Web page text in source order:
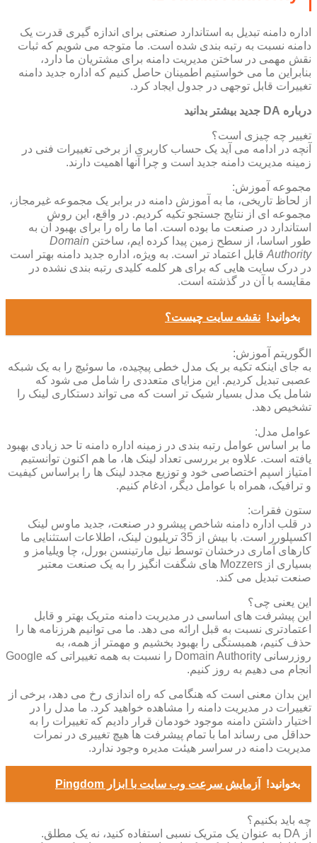
اداره دامنه تبدیل به استاندارد صنعتی برای اندازه گیری قدرت یک
دامنه نسبت به رتبه بندی شده است. ما متوجه می شویم که ثبات
نقش مهمی در ساختن مدیریت دامنه برای مشتریان ما دارد،
بنابراین ما می خواستیم اطمینان حاصل کنیم که اداره جدید دامنه
تغییرات قابل توجهی در جدول ایجاد کرد.
درباره DA جدید بیشتر بدانید
تغییر چه چیزی است؟
آنچه در ادامه می آید یک حساب کاربری از برخی تغییرات فنی در
زمینه مدیریت دامنه جدید است و چرا آنها اهمیت دارند.
مجموعه آموزش:
از لحاظ تاریخی، ما به آموزش دامنه در برابر یک مجموعه غیرمجاز،
مجموعه ای از نتایج جستجو تکیه کردیم. در واقع، این روش
استاندارد در صنعت ما بوده است. اما ما راه را برای بهبود آن به
طور اساسا، از سطح زمین پیدا کرده ایم، ساختن Domain
Authority قابل اعتماد تر است. به ویژه، اداره جدید دامنه بهتر است
در درک سایت هایی که برای هر کلمه کلیدی رتبه بندی نشده در
مقایسه با آن در گذشته است.
بخوانید! نقشه سایت چیست؟
الگوریتم آموزش:
به جای اینکه تکیه بر یک مدل خطی پیچیده، ما سوئیچ را به یک شبکه
عصبی تبدیل کردیم. این مزایای متعددی را شامل می شود که
شامل یک مدل بسیار شیک تر است که می تواند دستکاری لینک را
تشخیص دهد.
عوامل مدل:
ما بر اساس عوامل رتبه بندی در زمینه اداره دامنه تا حد زیادی بهبود
یافته است. علاوه بر بررسی تعداد لینک ها، ما هم اکنون توانستیم
امتیاز اسپم اختصاصی خود و توزیع مجدد لینک ها را براساس کیفیت
و ترافیک، همراه با عوامل دیگر، ادغام کنیم.
ستون فقرات:
در قلب اداره دامنه شاخص پیشرو در صنعت، جدید ماوس لینک
اکسپلورر است. با بیش از 35 تریلیون لینک، اطلاعات استثنایی ما
کارهای آماری درخشان توسط نیل مارتینسن بورل، چا ویلیامز و
بسیاری از Mozzers های شگفت انگیز را به یک صنعت معتبر
صنعت تبدیل می کند.
این یعنی چی؟
این پیشرفت های اساسی در مدیریت دامنه متریک بهتر و قابل
اعتمادتری نسبت به قبل ارائه می دهد. ما می توانیم هرزنامه ها را
حذف کنیم، همبستگی را بهبود بخشیم و مهمتر از همه، به
روزرسانی Domain Authority را نسبت به همه تغییراتی که Google
انجام می دهیم به روز کنیم.
این بدان معنی است که هنگامی که راه اندازی رخ می دهد، برخی از
تغییرات در مدیریت دامنه را مشاهده خواهید کرد. ما مدل را در
اختیار داشتن دامنه موجود خودمان قرار دادیم که تغییرات را به
حداقل می رساند اما با تمام پیشرفت ها هیچ تغییری در نمرات
مدیریت دامنه در سراسر هیئت مدیره وجود ندارد.
بخوانید! آزمایش سرعت وب سایت با ابزار Pingdom
چه باید بکنیم؟
از DA به عنوان یک متریک نسبی استفاده کنید، نه یک مطلق.